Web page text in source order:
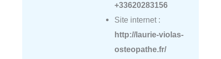
+33620283156
Site internet :
http://laurie-violas-
osteopathe.fr/